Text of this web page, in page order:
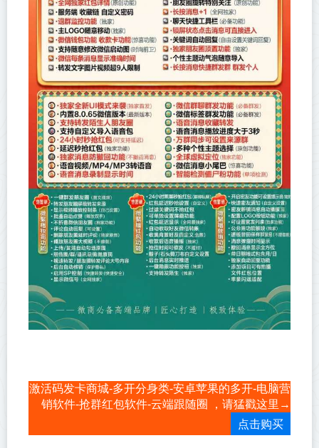
激活码发卡商城-多开分身类-安卓苹果的多开-电脑营
销软件-抢群红包软件-云端跟随圈 ，请猛戳这里→
点击购买